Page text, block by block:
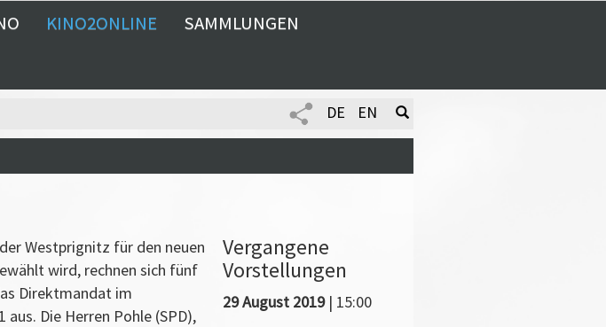
KINO2ONLINE
SAMMLUNGEN
DE EN
Westprignitz für den neuen
wird, rechnen sich fünf
Direktmandat im
aus. Die Herren Pohle (SPD),
Vergangene
Vorstellungen
29 August 2019| 15:00